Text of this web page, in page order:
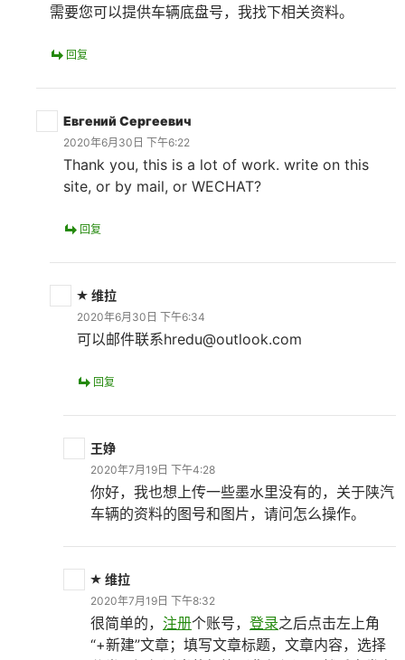
需要您可以提供车辆底盘号，我找下相关资料。
回复
Евгений Сергеевич
2020年6月30日 下午6:22
Thank you, this is a lot of work. write on this
site, or by mail, or WECHAT?
回复
维拉
2020年6月30日 下午6:34
可以邮件联系hredu@outlook.com
回复
王婙
2020年7月19日 下午4:28
你好，我也想上传一些墨水里没有的，关于陕汽
车辆的资料的图号和图片，请问怎么操作。
维拉
2020年7月19日 下午8:32
很简单的， 注册个账号， 登录之后点击左上角
“+新建”文章；填写文章标题，文章内容，选择